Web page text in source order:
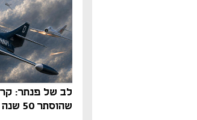
לב של פנתר:
שהוסתר 50 שנה